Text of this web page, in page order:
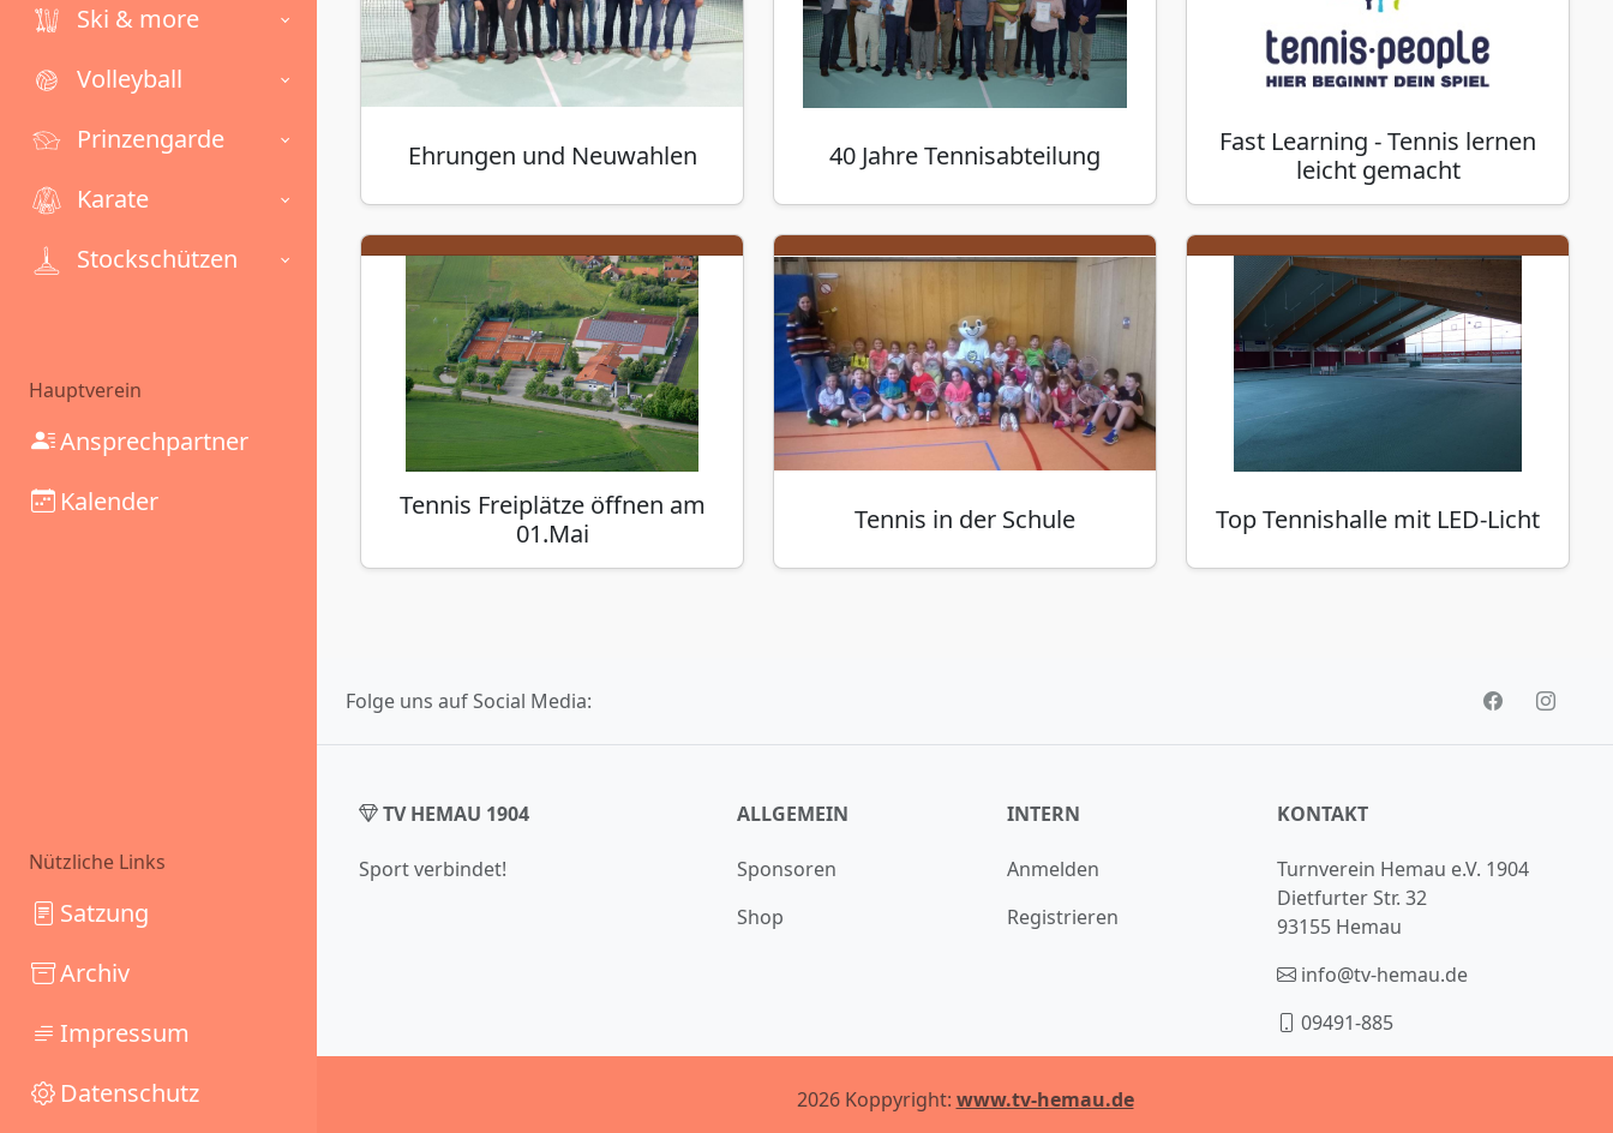
Ski & more
Volleyball
Prinzengarde
Karate
Stockschützen
Hauptverein
Ansprechpartner
Kalender
Nützliche Links
Satzung
Archiv
Impressum
Datenschutz
Ehrungen und Neuwahlen 40 Jahre Tennisabteilung
Fast Learning - Tennis lernen
leicht gemacht
Tennis Freiplätze öffnen am
01.Mai
Tennis in der Schule Top Tennishalle mit LED-Licht
Folge uns auf Social Media:
TV HEMAU 1904
Sport verbindet!
ALLGEMEIN
Sponsoren
Shop
INTERN
Anmelden
Registrieren
KONTAKT
Turnverein Hemau e.V. 1904
Dietfurter Str. 32
93155 Hemau
info@tv-hemau.de
09491-885
2026 Koppyright: www.tv-hemau.de